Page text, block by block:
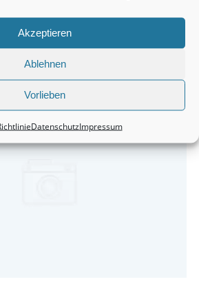
Akzeptieren
Ablehnen
Vorlieben
DatenschutzImpressum
Schnell die passende Unterkunft